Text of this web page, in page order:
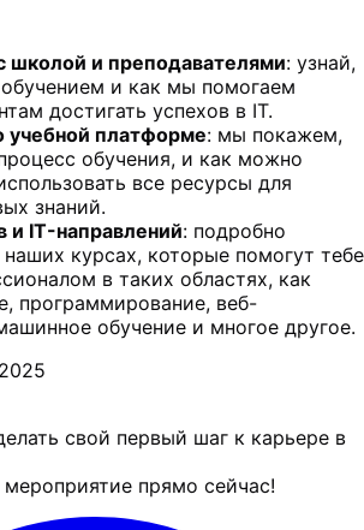
школой и преподавателями: узнай,
обучением и как мы помогаем
достигать успехов в IT.
учебной платформе: мы покажем,
обучения, и как можно
все ресурсы для
знаний.
и IT-направлений: подробно
курсах, которые помогут тебе
в таких областях, как
программирование, веб-
обучение и многое другое.
свой первый шаг к карьере в
прямо сейчас!